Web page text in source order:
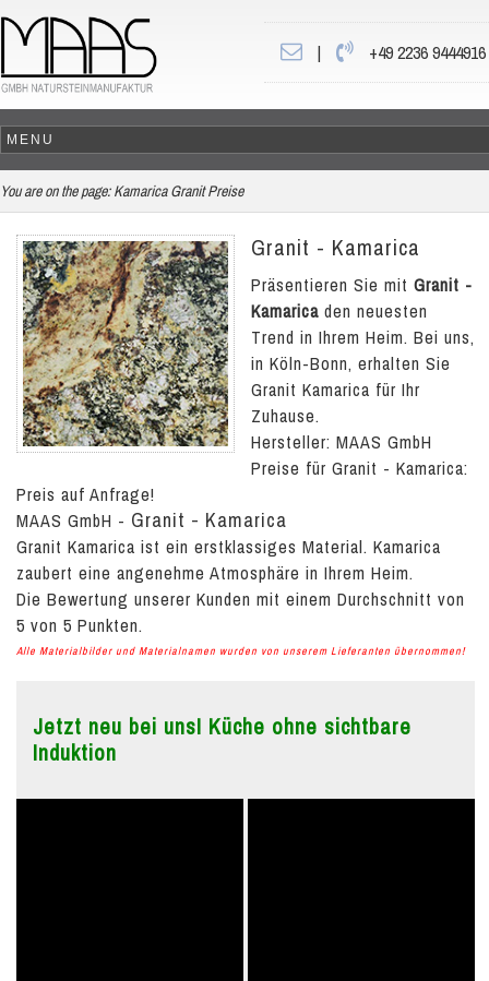
| +49 2236 9444916
You are on the page: Kamarica Granit Preise
Granit - Kamarica
Präsentieren Sie mit Granit -
Kamarica den neuesten
Trend in Ihrem Heim. Bei uns,
in Köln-Bonn, erhalten Sie
Granit Kamarica für Ihr
Zuhause.
Hersteller: MAAS GmbH
Preise für Granit - Kamarica:
Preis auf Anfrage!
MAAS GmbH - Granit - Kamarica
Granit Kamarica ist ein erstklassiges Material. Kamarica
zaubert eine angenehme Atmosphäre in Ihrem Heim.
Die Bewertung unserer Kunden mit einem Durchschnitt von
5 von 5 Punkten.
Alle Materialbilder und Materialnamen wurden von unserem Lieferanten übernommen!
Jetzt neu bei uns! Küche ohne sichtbare
Induktion